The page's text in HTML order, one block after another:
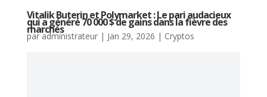
Vitalik Buterin et Polymarket : Le pari audacieux
qui a généré 70 000 $ de gains dans la fièvre des
marchés
paradministrateur| Jan 29, 2026 | Cryptos